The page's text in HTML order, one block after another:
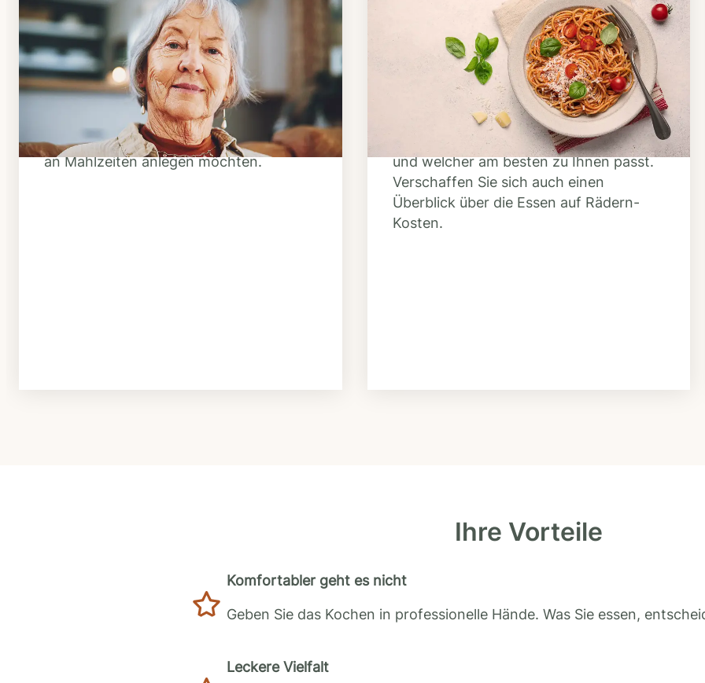
Schritt 1
Klarheit schaffen
Überlegen Sie, ob Ihnen das Essen
täglich verzehrfertig geliefert werden
soll oder Sie sich einen Tiefkühl-Vorrat
an Mahlzeiten anlegen möchten.
Schritt 2
Anbieter finden
Nutzen Sie unsere große Mahlzeiten-
Dienst-Suche, um herauszufinden,
welche Anbieter es in Ihrer Region gibt
und welcher am besten zu Ihnen passt.
Verschaffen Sie sich auch einen
Überblick über die Essen auf Rädern-
Kosten.
Ihre Vorteile
Komfortabler geht es nicht
Geben Sie das Kochen in professionelle Hände. Was Sie essen,
Leckere Vielfalt